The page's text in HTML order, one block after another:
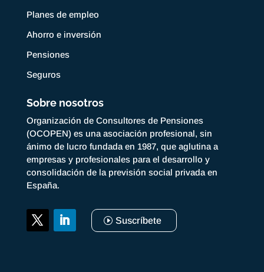
Planes de empleo
Ahorro e inversión
Pensiones
Seguros
Sobre nosotros
Organización de Consultores de Pensiones
(OCOPEN) es una asociación profesional, sin
ánimo de lucro fundada en 1987, que aglutina a
empresas y profesionales para el desarrollo y
consolidación de la previsión social privada en
España.
Suscríbete